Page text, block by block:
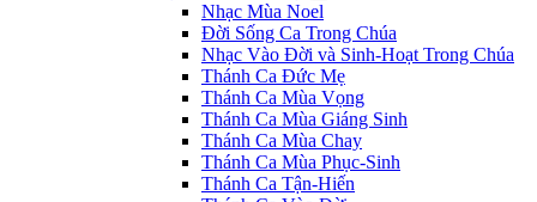
Nhạc Mùa Noel
Đời Sống Ca Trong Chúa
Nhạc Vào Đời và Sinh-Hoạt Trong Chúa
Thánh Ca Đức Mẹ
Thánh Ca Mùa Vọng
Thánh Ca Mùa Giáng Sinh
Thánh Ca Mùa Chay
Thánh Ca Mùa Phục-Sinh
Thánh Ca Tận-Hiến